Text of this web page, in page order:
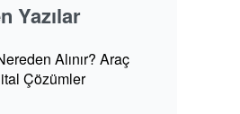
Yazılar
Alınır? Araç
Çözümler